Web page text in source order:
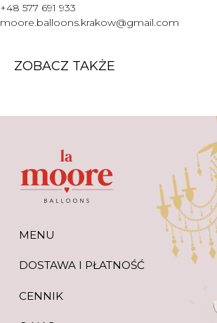
+48 577 691 933
moore.balloons.krakow@gmail.com
ZOBACZ TAKŻE
WARTO WIEDZIEĆ